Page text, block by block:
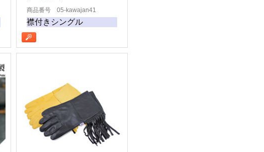
商品番号 05-kawajan41
襟付きシングル